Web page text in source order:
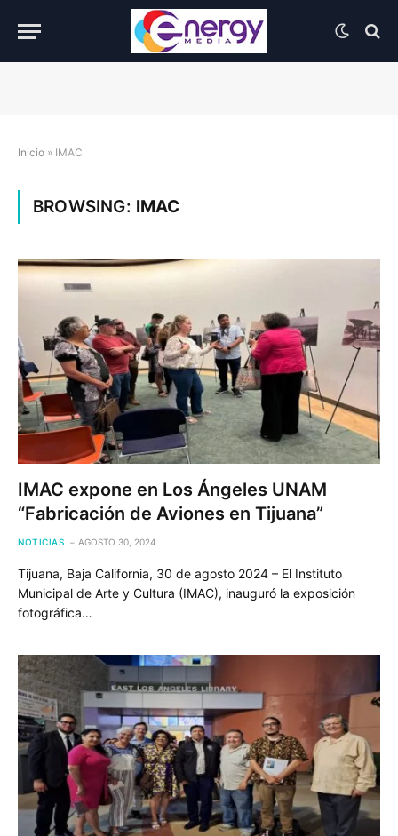
Inicio » IMAC
BROWSING: IMAC
IMAC expone en Los Ángeles UNAM
“Fabricación de Aviones en Tijuana”
NOTICIAS AGOSTO 30, 2024
Tijuana, Baja California, 30 de agosto 2024 – El Instituto
Municipal de Arte y Cultura (IMAC), inauguró la exposición
fotográfica…